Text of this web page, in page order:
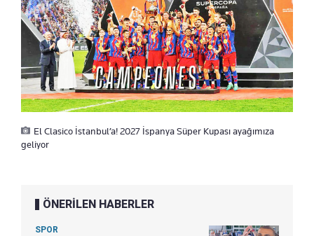
El Clasico İstanbul’a! 2027 İspanya Süper Kupası ayağımıza
geliyor
ÖNERİLEN HABERLER
SPOR